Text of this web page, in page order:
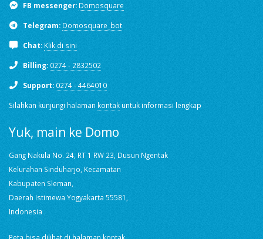
FB messenger: Domosquare
Telegram: Domosquare_bot
Chat: Klik di sini
Billing: 0274 - 2832502
Support: 0274 - 4464010
Silahkan kunjungi halaman kontak untuk informasi lengkap
Yuk, main ke Domo
Gang Nakula No. 24, RT 1 RW 23, Dusun Ngentak
Kelurahan Sinduharjo, Kecamatan
Kabupaten Sleman,
Daerah Istimewa Yogyakarta 55581,
Indonesia